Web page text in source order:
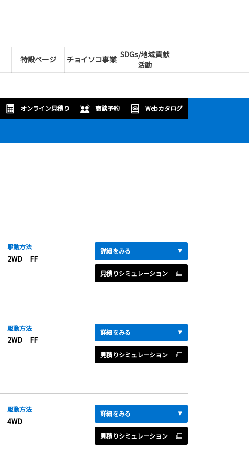
特設ページ チョイソコ事業 SDGs/地域貢献
活動
オンライン見積り 商談予約 Webカタログ
駆動方法
2WD FF
詳細をみる
見積りシミュレーション
駆動方法
2WD FF
詳細をみる
見積りシミュレーション
駆動方法
4WD
詳細をみる
見積りシミュレーション